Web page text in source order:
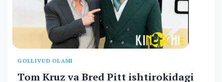
GOLLIVUD OLAMI
Tom Kruz va Bred Pitt ishtirokidagi